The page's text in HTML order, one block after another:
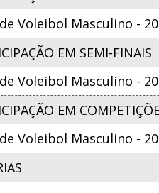
Voleibol Masculino -
EM SEMI-FINAIS
Voleibol Masculino -
EM
Voleibol Masculino -